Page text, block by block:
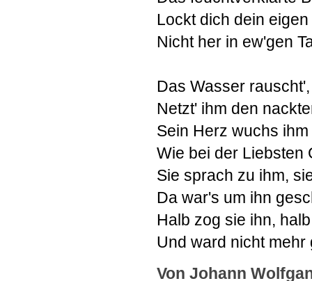
Lockt dich dein
Nicht her in ew'gen
Das Wasser
Netzt' ihm den
Sein Herz wuchs
Wie bei der Liebsten
Sie sprach zu ihm,
Da war's um ihn
Halb zog sie ihn,
Und ward nicht mehr
Von Johann